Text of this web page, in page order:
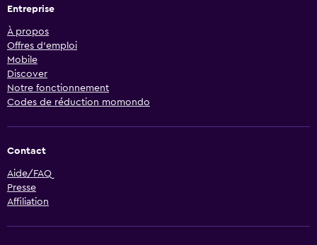
Entreprise
À propos
Offres d’emploi
Mobile
Discover
Notre fonctionnement
Codes de réduction momondo
Contact
Aide/FAQ
Presse
Affiliation